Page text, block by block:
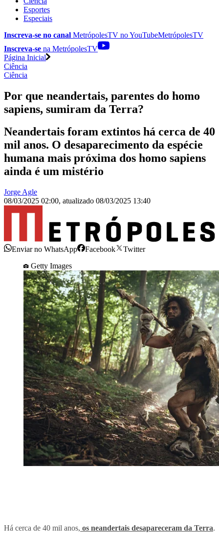
Esportes
Especiais
Inscreva-se no canal MetrópolesTV noYouTubeMetrópolesTV
Inscreva-se na MetrópolesTV
Página Inicial
Ciência
Ciência
Por que neandertais, parentes do homo
sapiens, sumiram da Terra?
Neandertais foram extintos há cerca de 40
mil anos. O desaparecimento da espécie
humana mais próxima dos homo sapiens
ainda é um mistério
Jorge Agle
08/03/2025 02:00, atualizado 08/03/2025 13:40
Enviar no WhatsApp Facebook
Twitter
Getty Images
Há cerca de 40 mil anos, os neandertais desapareceram da Terra.